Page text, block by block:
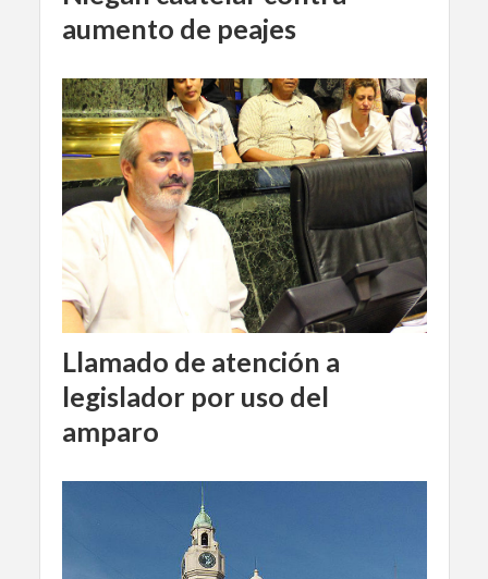
aumento de peajes
Llamado de atención a
legislador por uso del
amparo